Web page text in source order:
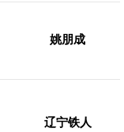
姚朋成
辽宁铁人